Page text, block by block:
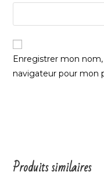
Enregistrer mon
navigateur pour mon
Produits similaires